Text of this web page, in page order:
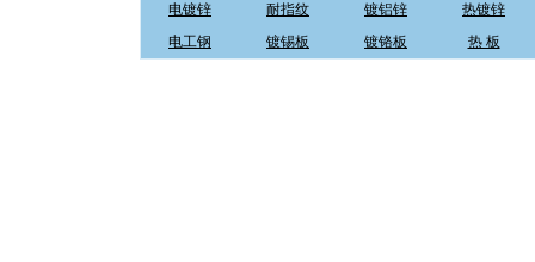
电镀锌 耐指纹 镀铝锌
热镀锌
电工钢
镀锡板 镀铬板 热 板